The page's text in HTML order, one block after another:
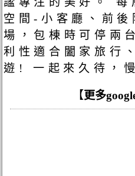
空間-小客廳、前後
場，包棟時可停兩
利性適合闔家旅行
遊! 一起來久待，
【更多